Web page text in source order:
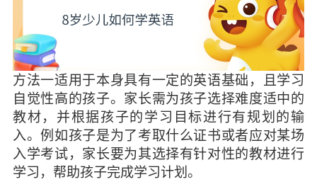
方法一适用于本身具有一定的英语基础，且学习
自觉性高的孩子。家长需为孩子选择难度适中的
教材，并根据孩子的学习目标进行有规划的输
入。例如孩子是为了考取什么证书或者应对某场
入学考试，家长要为其选择有针对性的教材进行
学习，帮助孩子完成学习计划。